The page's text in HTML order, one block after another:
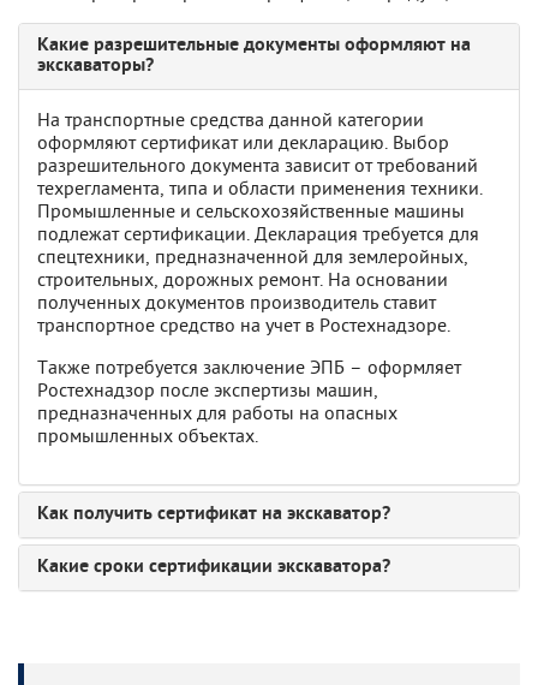
Какие разрешительные документы оформляют на
экскаваторы?
На транспортные средства данной категории
оформляют сертификат или декларацию. Выбор
разрешительного документа зависит от требований
техрегламента, типа и области применения техники.
Промышленные и сельскохозяйственные машины
подлежат сертификации. Декларация требуется для
спецтехники, предназначенной для землеройных,
строительных, дорожных ремонт. На основании
полученных документов производитель ставит
транспортное средство на учет в Ростехнадзоре.
Также потребуется заключение ЭПБ – оформляет
Ростехнадзор после экспертизы машин,
предназначенных для работы на опасных
промышленных объектах.
Как получить сертификат на экскаватор?
Какие сроки сертификации экскаватора?